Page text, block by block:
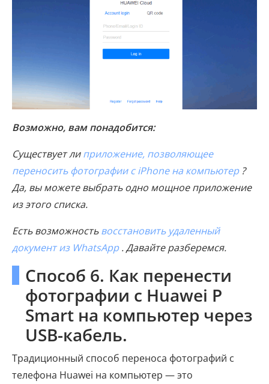
Возможно, вам понадобится:
Существует липриложение, позволяющее
переносить фотографии с iPhone на компьютер?
Да, вы можете выбрать одно мощное приложение
из этого списка.
Есть возможностьвосстановить удаленный
документ из WhatsApp. Давайте разберемся.
Способ 6. Как перенести
фотографии с Huawei P
Smart на компьютер через
USB-кабель.
Традиционный способ переноса фотографий с
телефона Huawei на компьютер — это